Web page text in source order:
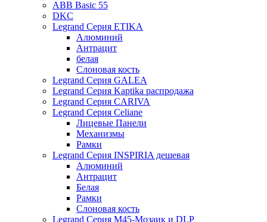
ABB Basic 55
DKC
Legrand Серия ETIKA
Алюминий
Антрацит
белая
Слоновая кость
Legrand Серия GALEA
Legrand Серия Kaptika распродажа
Legrand Серия CARIVA
Legrand Серия Celiane
Лицевые Панели
Механизмы
Рамки
Legrand Серия INSPIRIA дешевая
Алюминий
Антрацит
Белая
Рамки
Слоновая кость
Legrand Серия M45-Мозаик и DLP